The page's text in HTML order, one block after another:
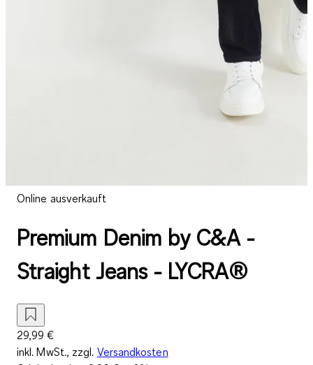
Online ausverkauft
Premium Denim by C&A -
Straight Jeans - LYCRA®
29,99 €
inkl. MwSt., zzgl. Versandkosten